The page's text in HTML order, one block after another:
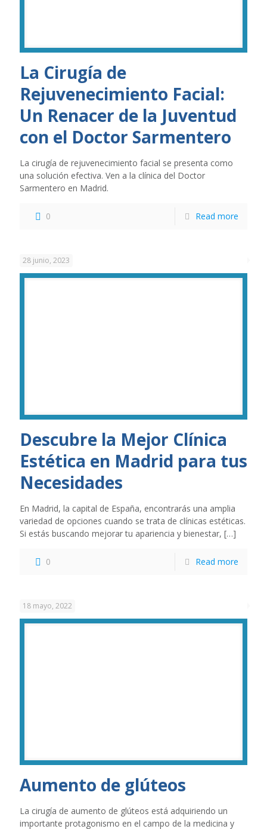
La Cirugía de
Rejuvenecimiento Facial:
Un Renacer de la Juventud
con el Doctor Sarmentero
La cirugía de rejuvenecimiento facial se presenta como
una solución efectiva. Ven a la clínica del Doctor
Sarmentero en Madrid.
0 Read more
28 junio, 2023
Descubre la Mejor Clínica
Estética en Madrid para tus
Necesidades
En Madrid, la capital de España, encontrarás una amplia
variedad de opciones cuando se trata de clínicas estéticas.
Si estás buscando mejorar tu apariencia y bienestar, […]
0 Read more
18 mayo, 2022
Aumento de glúteos
La cirugía de aumento de glúteos está adquiriendo un
importante protagonismo en el campo de la medicina y